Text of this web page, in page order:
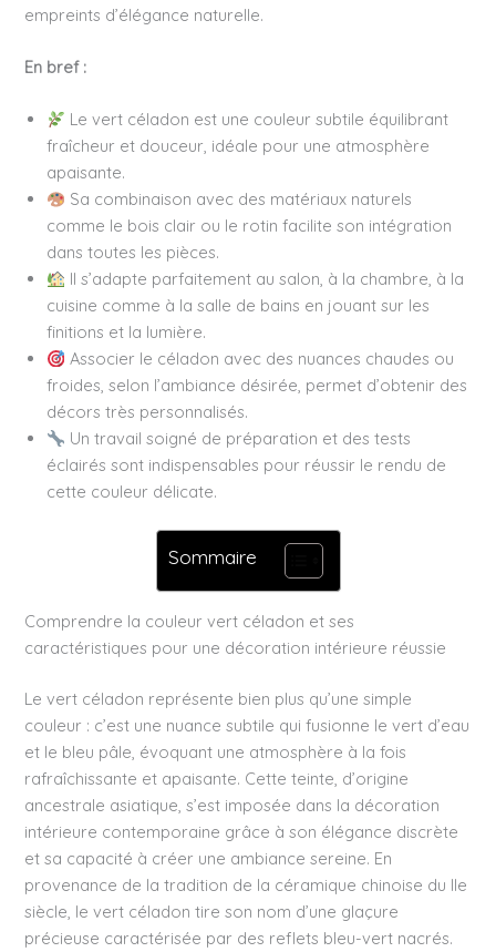
empreints d’élégance naturelle.
En bref :
Le vert céladon est une couleur subtile équilibrant
fraîcheur et douceur, idéale pour une atmosphère
apaisante.
Sa combinaison avec des matériaux naturels
comme le bois clair ou le rotin facilite son intégration
dans toutes les pièces.
Il s’adapte parfaitement au salon, à la chambre, à la
cuisine comme à la salle de bains en jouant sur les
finitions et la lumière.
Associer le céladon avec des nuances chaudes ou
froides, selon l’ambiance désirée, permet d’obtenir des
décors très personnalisés.
Un travail soigné de préparation et des tests
éclairés sont indispensables pour réussir le rendu de
cette couleur délicate.
Sommaire
Comprendre la couleur vert céladon et ses
caractéristiques pour une décoration intérieure réussie
Le vert céladon représente bien plus qu’une simple
couleur : c’est une nuance subtile qui fusionne le vert d’eau
et le bleu pâle, évoquant une atmosphère à la fois
rafraîchissante et apaisante. Cette teinte, d’origine
ancestrale asiatique, s’est imposée dans la décoration
intérieure contemporaine grâce à son élégance discrète
et sa capacité à créer une ambiance sereine. En
provenance de la tradition de la céramique chinoise du IIe
siècle, le vert céladon tire son nom d’une glaçure
précieuse caractérisée par des reflets bleu-vert nacrés.